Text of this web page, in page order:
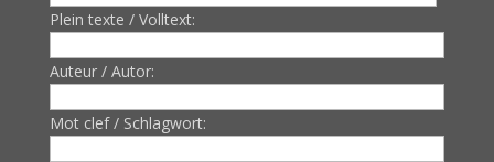
Plein texte / Volltext:
Auteur / Autor:
Mot clef / Schlagwort: